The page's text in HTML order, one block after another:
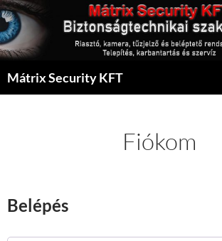
Kilépés
tartalomba
Mátrix Security KFT
Fiókom
Belépés